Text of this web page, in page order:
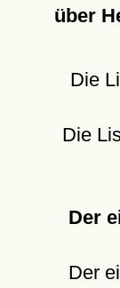
über
Die
Die
Der
Der